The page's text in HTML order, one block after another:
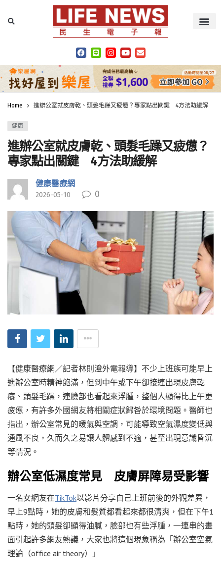
Home 進辦公室就皮膚乾、頭髮毛躁又疲憊？專家點出關鍵 4方法助緩解
健康
進辦公室就皮膚乾、頭髮毛躁又疲憊？
專家點出關鍵 4方法助緩解
健康醫療網
2026-05-10 0
【健康醫療網／記者林則澄外電報導】不少上班族可能早上
進辦公室時精神飽滿，但到中午或下午卻接連出現皮膚乾
癢、頭髮毛躁，連臉部也看起來浮腫，整個人顯得比上午更
疲憊，有許多外國網友將相關症狀歸咎於環境問題。醫師也
指出，辦公室常見的暖氣與空調，可能導致空氣濕度變低與
通風不良，久而久之易讓人體感到不適，甚至出現意識昏沉
等情況。
辦公室低濕度常見 皮膚屏障易受影響
一名女網友在TikTok以影片分享自己上班前後的外觀差異，
早上9點時，她的皮膚和髮質都看起來都很清爽，但在下午1
點時，她的頭髮卻顯得油膩，臉部也有些浮腫，一連串的畫
面引起許多網友熱議，大家也將這個現象稱為「辦公室空氣
理論（office air theory）」